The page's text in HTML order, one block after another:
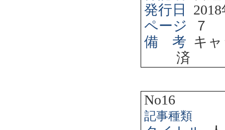
発行日
2018
ページ
７
備 考 キ
済
No16
記事種類